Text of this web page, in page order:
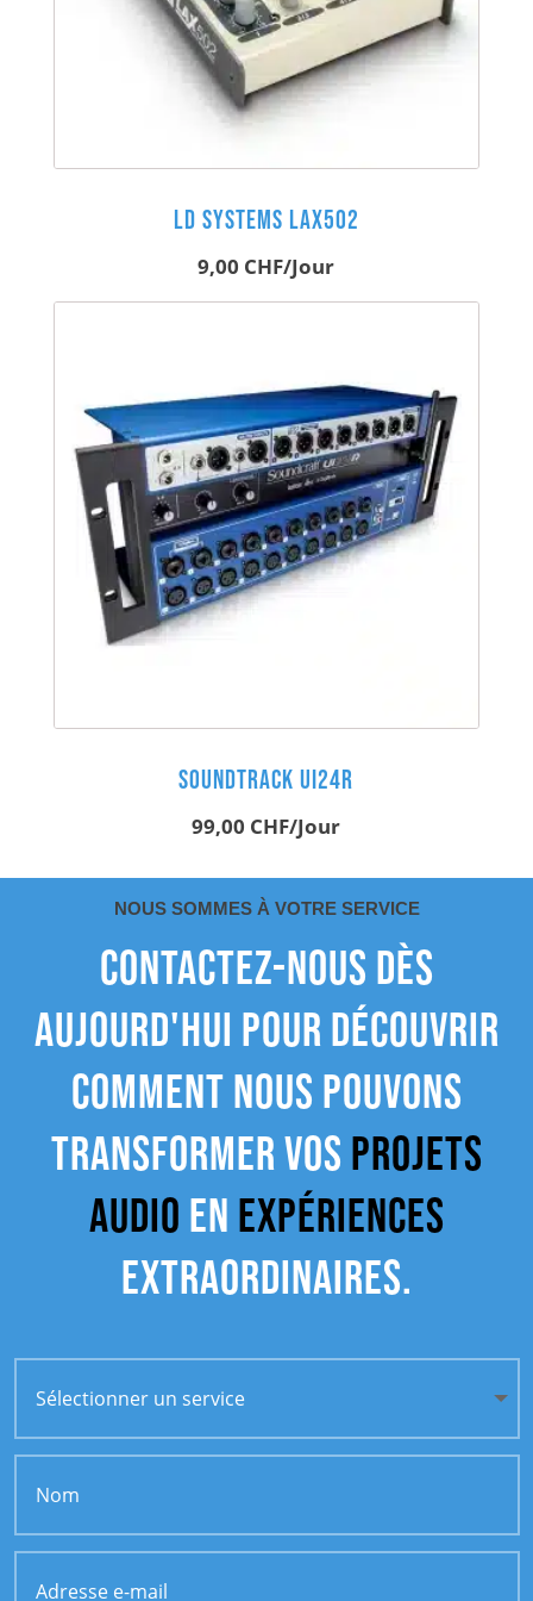
LD Systems LAX502
9,00 CHF/Jour
Soundtrack Ui24R
99,00 CHF/Jour
NOUS SOMMES À VOTRE SERVICE
Contactez-nous dès
aujourd'hui pour découvrir
comment nous pouvons
transformer vos projets
audio en expériences
extraordinaires.